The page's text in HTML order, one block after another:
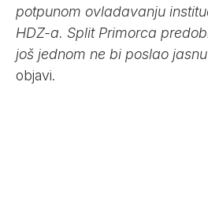
potpunom ovladavanju
HDZ-a. Split Primorca
još jednom ne bi poslao
objavi.